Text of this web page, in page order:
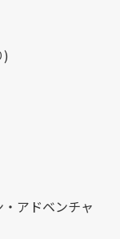
アドベンチャ